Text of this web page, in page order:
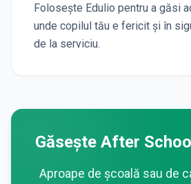
Folosește Edulio pentru a găsi
unde copilul tău e fericit și în
de la serviciu.
Găsește After
Aproape de școală sau de